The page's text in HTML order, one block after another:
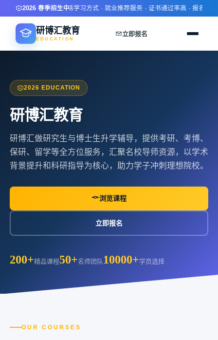
2026 春季招生中
学历技能双提升 · 灵活学习方式 · 就业推荐服务 · 证书通过率高 · 报名即送
研博汇教育
EDUCATION
立即报名
2026 EDUCATION
研博汇教育
研博汇做研究生与博士生升学辅导，提供考研、考博、
保研、留学等全方位服务，汇聚名校导师资源，以学术
背景提升和科研指导为核心，助力学子冲刺理想院校。
浏览课程
立即报名
200+精品课程50+名师团队 10000+学员选择
OUR COURSES